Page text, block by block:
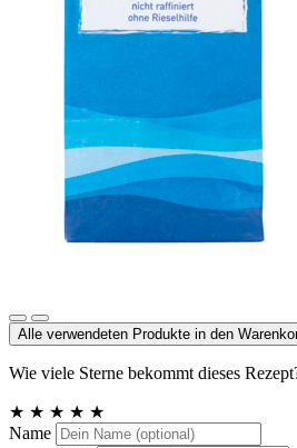
Alle verwendeten Produkte in den
Wie viele Sterne bekommt dieses
★ ★ ★ ★ ★
Name